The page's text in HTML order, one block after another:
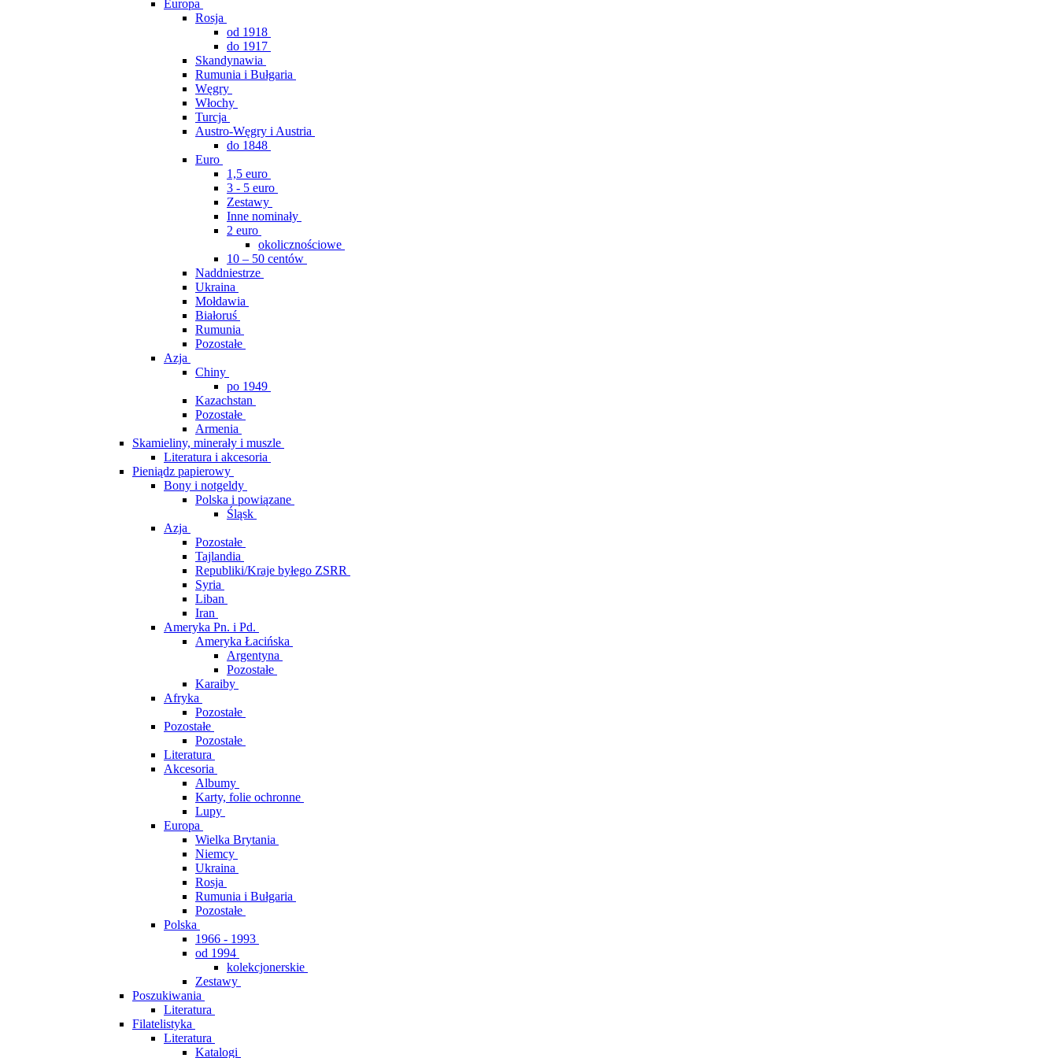
Europa
Rosja
od 1918
do 1917
Skandynawia
Rumunia i Bułgaria
Węgry
Włochy
Turcja
Austro-Węgry i Austria
do 1848
Euro
1,5 euro
3 - 5 euro
Zestawy
Inne nominały
2 euro
okolicznościowe
10 – 50 centów
Naddniestrze
Ukraina
Mołdawia
Białoruś
Rumunia
Pozostałe
Azja
Chiny
po 1949
Kazachstan
Pozostałe
Armenia
Skamieliny, minerały i muszle
Literatura i akcesoria
Pieniądz papierowy
Bony i notgeldy
Polska i powiązane
Śląsk
Azja
Pozostałe
Tajlandia
Republiki/Kraje byłego ZSRR
Syria
Liban
Iran
Ameryka Pn. i Pd.
Ameryka Łacińska
Argentyna
Pozostałe
Karaiby
Afryka
Pozostałe
Pozostałe
Pozostałe
Literatura
Akcesoria
Albumy
Karty, folie ochronne
Lupy
Europa
Wielka Brytania
Niemcy
Ukraina
Rosja
Rumunia i Bułgaria
Pozostałe
Polska
1966 - 1993
od 1994
kolekcjonerskie
Zestawy
Poszukiwania
Literatura
Filatelistyka
Literatura
Katalogi